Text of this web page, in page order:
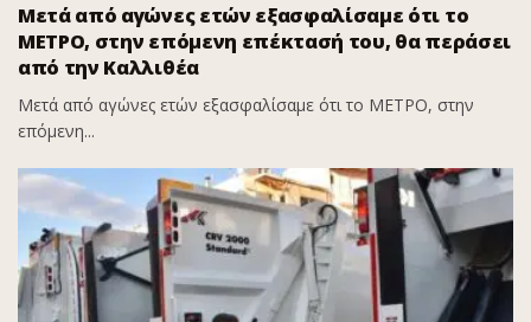
Μετά από αγώνες ετών εξασφαλίσαμε ότι το
ΜΕΤΡΟ, στην επόμενη επέκτασή του, θα περάσει
από την Καλλιθέα
Μετά από αγώνες ετών εξασφαλίσαμε ότι το ΜΕΤΡΟ, στην
επόμενη...